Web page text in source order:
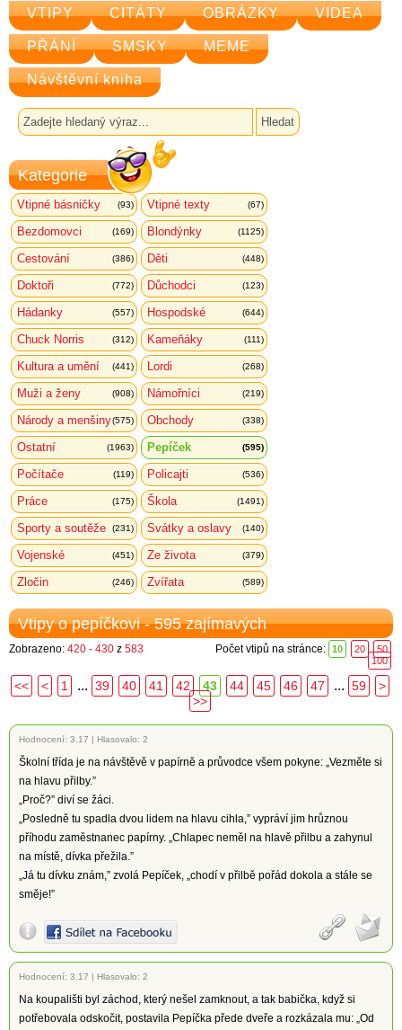
VTIPY CITÁTY OBRÁZKY VIDEA
PŘÁNÍ SMSKY MEME
Návštěvní kniha
Kategorie
Vtipné básničky (93) Vtipné texty (67)
Bezdomovci (169) Blondýnky (1125)
Cestování (386) Děti (448)
Doktoři (772) Důchodci (123)
Hádanky (557) Hospodské (644)
Chuck Norris (312) Kameňáky (111)
Kultura a umění (441) Lordi (268)
Muži a ženy (908) Námořníci (219)
Národy a menšiny(575) Obchody (338)
Ostatní (1963) Pepíček (595)
Počítače (119) Policajti (536)
Práce (175) Škola (1491)
Sporty a soutěže (231) Svátky a oslavy (140)
Vojenské (451) Ze života (379)
Zločin (246) Zvířata (589)
Vtipy o pepíčkovi - 595 zajímavých
Zobrazeno: 420 - 430 z 583 Počet vtipů na stránce: 10 20
50
100
<< < 1 ... 39 40 41 42 43 44 45 46 47 ... 59
>
>>
Hodnocení: 3.17 | Hlasovalo: 2
Školní třída je na návštěvě v papírně a průvodce všem pokyne: „Vezměte si
na hlavu přilby.”
„Proč?” diví se žáci.
„Posledně tu spadla dvou lidem na hlavu cihla,” vypráví jim hrůznou
příhodu zaměstnanec papírny. „Chlapec neměl na hlavě přilbu a zahynul
na místě, dívka přežila.”
„Já tu dívku znám,” zvolá Pepíček, „chodí v přilbě pořád dokola a stále se
směje!”
Hodnocení: 3.17 | Hlasovalo: 2
Na koupališti byl záchod, který nešel zamknout, a tak babička, když si
potřebovala odskočit, postavila Pepíčka přede dveře a rozkázala mu: „Od